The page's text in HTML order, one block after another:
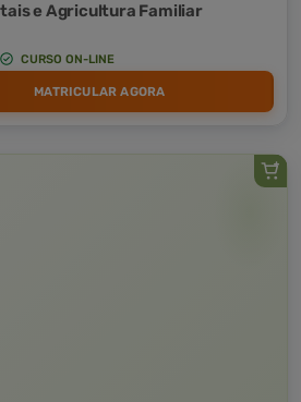
e Agricultura Familiar
CURSO ON-LINE
MATRICULAR AGORA